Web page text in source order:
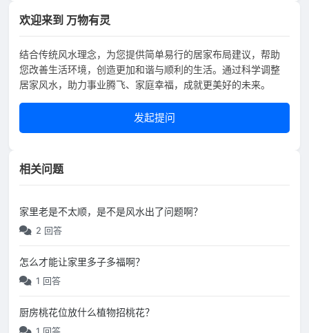
欢迎来到 万物有灵
结合传统风水理念，为您提供简单易行的居家布局建议，帮助
您改善生活环境，创造更加和谐与顺利的生活。通过科学调整
居家风水，助力事业腾飞、家庭幸福，成就更美好的未来。
发起提问
相关问题
家里老是不太顺，是不是风水出了问题啊？
2 回答
怎么才能让家里多子多福啊？
1 回答
厨房桃花位放什么植物招桃花？